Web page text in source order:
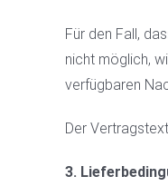
Für den Fall,
nicht möglich,
verfügbaren
Der
3.